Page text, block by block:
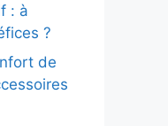
: à
?
de